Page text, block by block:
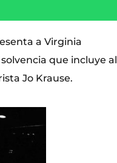
a Virginia
que incluye al
Jo Krause.